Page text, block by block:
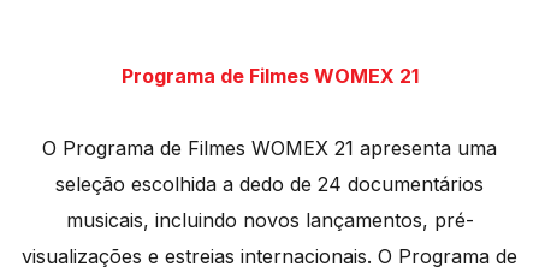
Programa de Filmes WOMEX 21
O Programa de Filmes WOMEX 21 apresenta uma
seleção escolhida a dedo de 24 documentários
musicais, incluindo novos lançamentos, pré-
visualizações e estreias internacionais. O Programa de